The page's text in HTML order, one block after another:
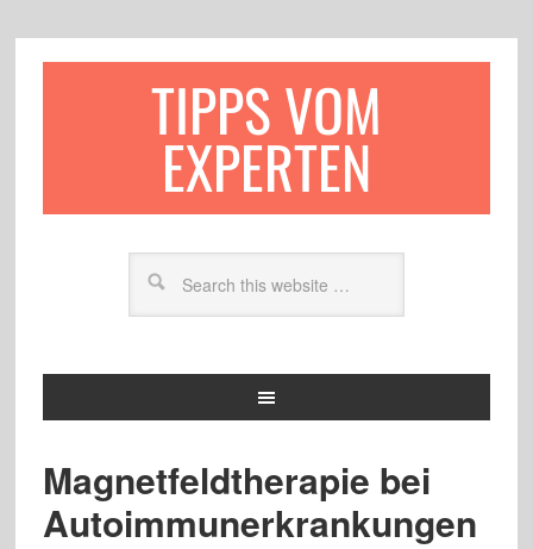
TIPPS VOM
EXPERTEN
Magnetfeldtherapie bei
Autoimmunerkrankungen